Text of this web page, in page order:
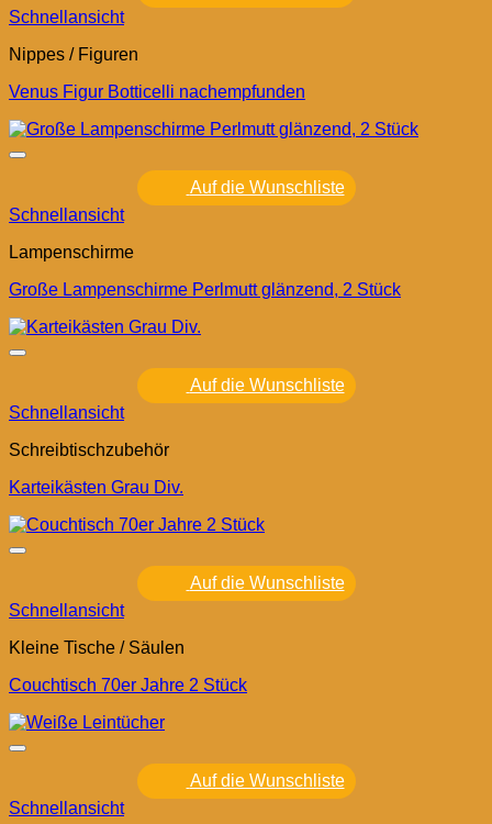
Schnellansicht
Nippes / Figuren
Venus Figur Botticelli nachempfunden
Auf die Wunschliste
Schnellansicht
Lampenschirme
Große Lampenschirme Perlmutt glänzend, 2 Stück
Auf die Wunschliste
Schnellansicht
Schreibtischzubehör
Karteikästen Grau Div.
Auf die Wunschliste
Schnellansicht
Kleine Tische / Säulen
Couchtisch 70er Jahre 2 Stück
Auf die Wunschliste
Schnellansicht